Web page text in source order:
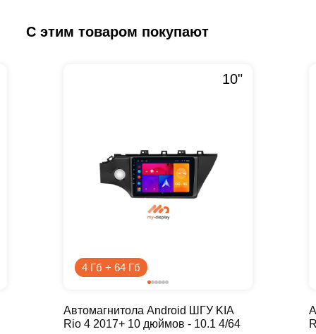
С этим товаром покупают
4 Гб + 64 Гб
10"
Автомагнитола Android ШГУ KIA
Rio 4 2017+ 10 дюймов - 10.1 4/64